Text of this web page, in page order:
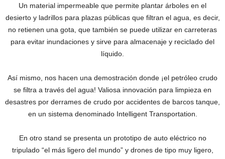
Un material impermeable que permite plantar árboles en el
desierto y ladrillos para plazas públicas que filtran el agua, es decir,
no retienen una gota, que también se puede utilizar en carreteras
para evitar inundaciones y sirve para almacenaje y reciclado del
líquido.
Así mismo, nos hacen una demostración donde ¡el petróleo crudo
se filtra a través del agua! Valiosa innovación para limpieza en
desastres por derrames de crudo por accidentes de barcos tanque,
en un sistema denominado Intelligent Transportation.
En otro stand se presenta un prototipo de auto eléctrico no
tripulado “el más ligero del mundo” y drones de tipo muy ligero,